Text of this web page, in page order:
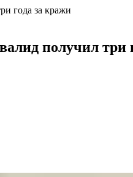
года за кражи
получил три